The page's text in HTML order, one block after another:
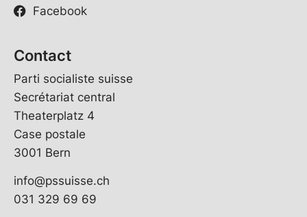
Facebook
Contact
Parti socialiste suisse
Secrétariat central
Theaterplatz 4
Case postale
3001 Bern
info@pssuisse.ch
031 329 69 69